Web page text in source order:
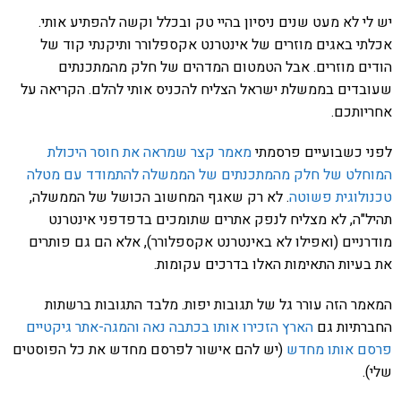
לא מעט שנים ניסיון בהיי טק ובכלל וקשה להפתיע אותי.
באגים מוזרים של אינטרנט אקספלורר ותיקנתי קוד של
מוזרים. אבל הטמטום המדהים של חלק מהמתכנתים
בממשלת ישראל הצליח להכניס אותי להלם. הקריאה על
כשבועיים פרסמתימאמר קצר שמראה את חוסר היכולת
של חלק מהמתכנתים של הממשלה להתמודד עם מטלה
פשוטה. לא רק שאגף המחשוב הכושל של הממשלה,
לא מצליח לנפק אתרים שתומכים בדפדפני אינטרנט
(ואפילו לא באינטרנט אקספלורר), אלא הם גם פותרים
התאימות האלו בדרכים עקומות.
הזה עורר גל של תגובות יפות. מלבד התגובות ברשתות
גםהארץ הזכירו אותו בכתבה נאהוהמגה-אתר גיקטיים
אותו מחדש(יש להם אישור לפרסם מחדש את כל הפוסטים